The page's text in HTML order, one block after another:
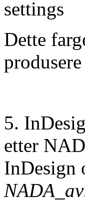
Dette
5.
etter
InDesign